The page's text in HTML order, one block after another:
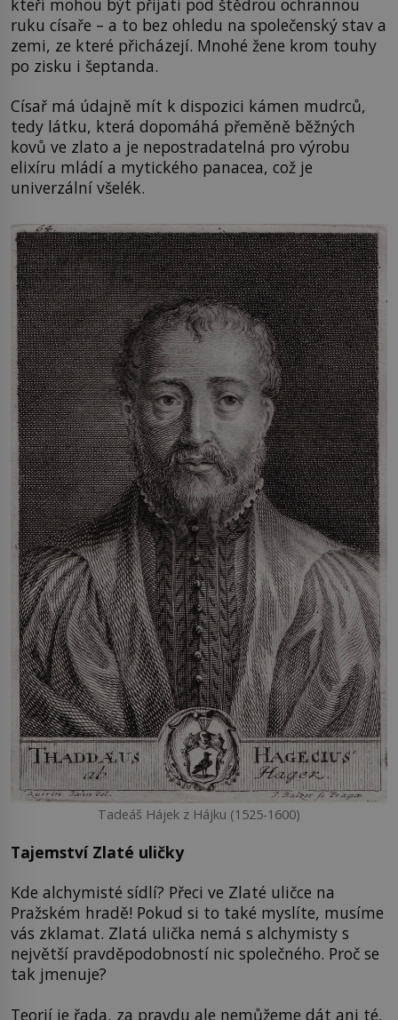
ruku císaře – a to bez ohledu na společenský stav a
zemi, ze které přicházejí. Mnohé žene krom touhy
po zisku i šeptanda.
Císař má údajně mít k dispozici kámen mudrců,
tedy látku, která dopomáhá přeměně běžných
kovů ve zlato a je nepostradatelná pro výrobu
elixíru mládí a mytického panacea, což je
univerzální všelék.
Tadeáš Hájek z Hájku (1525-1600)
Tajemství Zlaté uličky
Kde alchymisté sídlí? Přeci ve Zlaté uličce na
Pražském hradě! Pokud si to také myslíte, musíme
vás zklamat. Zlatá ulička nemá s alchymisty s
největší pravděpodobností nic společného. Proč se
tak jmenuje?
Teorií je řada, za pravdu ale nemůžeme dát ani té,